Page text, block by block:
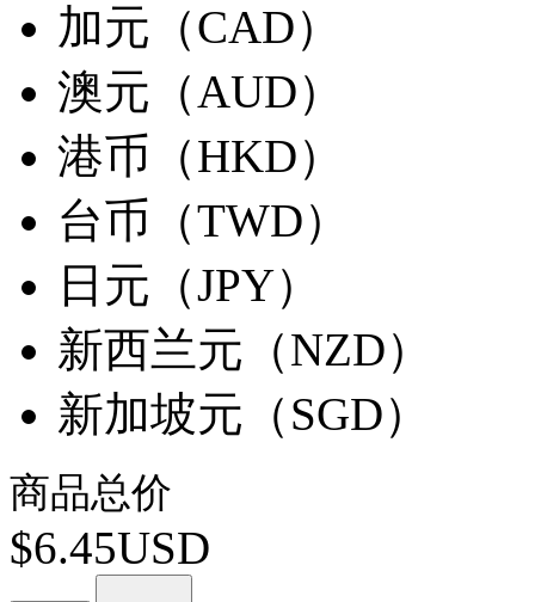
加元（CAD）
澳元（AUD）
港币（HKD）
台币（TWD）
日元（JPY）
新西兰元（NZD）
新加坡元（SGD）
商品总价
$6.45USD